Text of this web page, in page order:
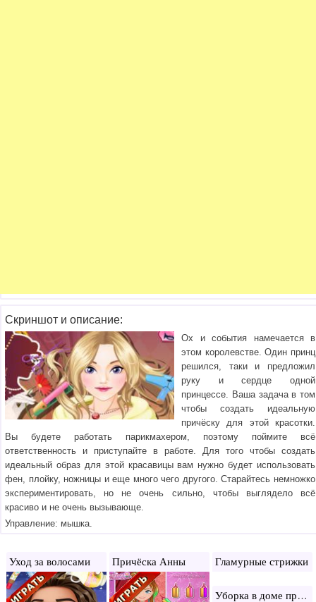
Скриншот и описание:
Ох и события намечается в
этом королевстве. Один принц
решился, таки и предложил
руку и сердце одной
принцессе. Ваша задача в том
чтобы создать идеальную
причёску для этой красотки.
Вы будете работать парикмахером, поэтому поймите всё
ответственность и приступайте в работе. Для того чтобы создать
идеальный образ для этой красавицы вам нужно будет использовать
фен, плойку, ножницы и еще много чего другого. Старайтесь немножко
экспериментировать, но не очень сильно, чтобы выглядело всё
красиво и не очень вызывающе.
Управление: мышка.
Уход за волосами Причёска Анны Гламурные стрижки
Уборка в доме принцессы